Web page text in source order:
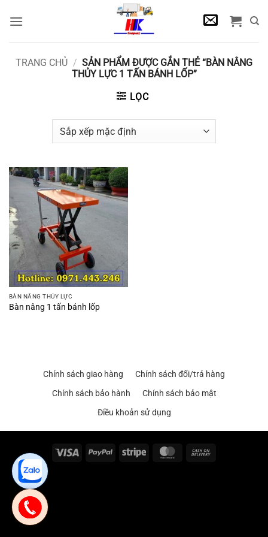
qua
TRANG CHỦ / SẢN PHẨM ĐƯỢC GẮN THẺ “BÀN NÂNG
THỦY LỰC 1 TẤN BÁNH LỐP”
LỌC
BÀN NÂNG THỦY LỰC
Bàn nâng 1 tấn bánh lốp
Chính sách giao hàng
Chính sách đổi/trả hàng
Chính sách bảo hành
Chính sách bảo mật
Điều khoản sử dụng
Visa PayPal Stripe MasterCard